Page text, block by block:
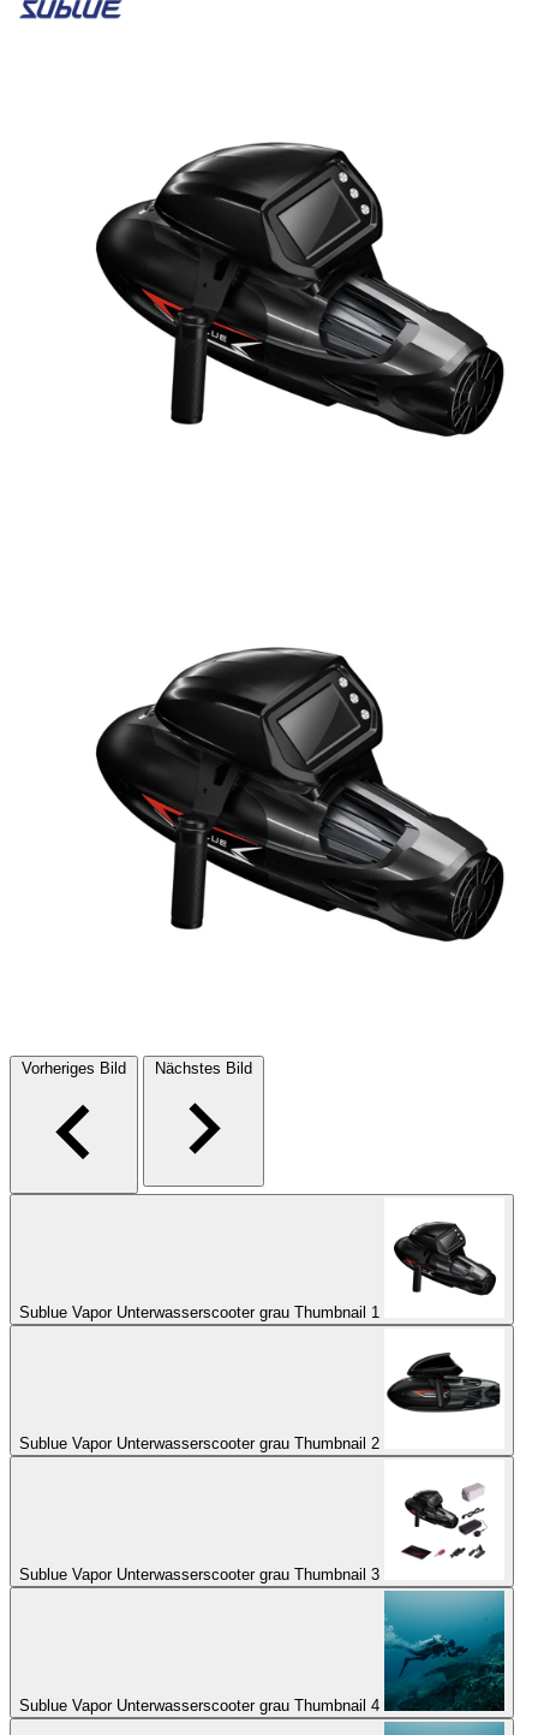
Vorheriges Bild Nächstes Bild
Sublue Vapor Unterwasserscooter grau Thumbnail 1
Sublue Vapor Unterwasserscooter grau Thumbnail 2
Sublue Vapor Unterwasserscooter grau Thumbnail 3
Sublue Vapor Unterwasserscooter grau Thumbnail 4